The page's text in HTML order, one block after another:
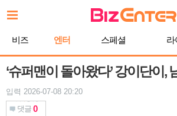
문
비즈 엔터 스페셜 라
‘슈퍼맨이 돌아왔다’ 강이단이,
입력 2026-07-08 20:20
댓글 0